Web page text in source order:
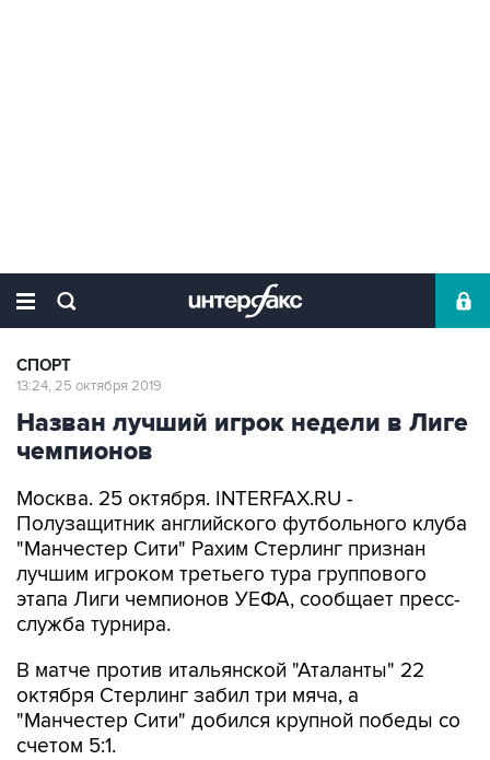
СПОРТ
13:24, 25 октября 2019
Назван лучший игрок недели в Лиге
чемпионов
Москва. 25 октября. INTERFAX.RU -
Полузащитник английского футбольного клуба
"Манчестер Сити" Рахим Стерлинг признан
лучшим игроком третьего тура группового
этапа Лиги чемпионов УЕФА, сообщает пресс-
служба турнира.
В матче против итальянской "Аталанты" 22
октября Стерлинг забил три мяча, а
"Манчестер Сити" добился крупной победы со
счетом 5:1.